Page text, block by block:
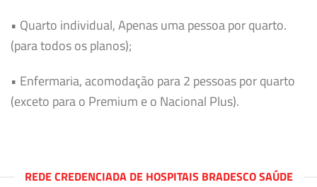
• Quarto individual, Apenas uma pessoa por quarto.
(para todos os planos);
• Enfermaria, acomodação para 2 pessoas por quarto
(exceto para o Premium e o Nacional Plus).
REDE CREDENCIADA DE HOSPITAIS BRADESCO SAÚDE